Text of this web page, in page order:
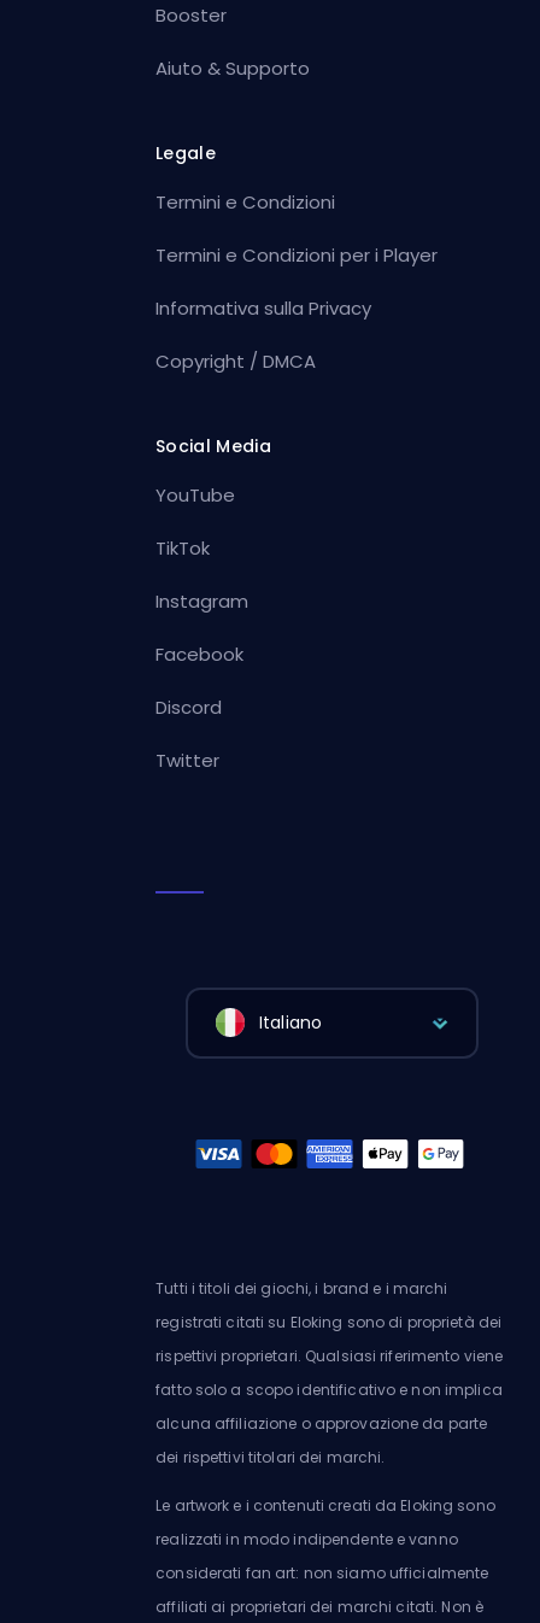
Booster
Aiuto & Supporto
Legale
Termini e Condizioni
Termini e Condizioni per i Player
Informativa sulla Privacy
Copyright / DMCA
Social Media
YouTube
TikTok
Instagram
Facebook
Discord
Twitter
Italiano
Tutti i titoli dei giochi, i brand e i marchi
registrati citati su Eloking sono di proprietà dei
rispettivi proprietari. Qualsiasi riferimento viene
fatto solo a scopo identificativo e non implica
alcuna affiliazione o approvazione da parte
dei rispettivi titolari dei marchi.
Le artwork e i contenuti creati da Eloking sono
realizzati in modo indipendente e vanno
considerati fan art: non siamo ufficialmente
affiliati ai proprietari dei marchi citati. Non è